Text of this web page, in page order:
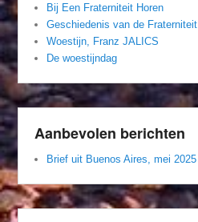
Bij Een Fraterniteit Horen
Geschiedenis van de Fraterniteit
Woestijn, Franz JALICS
De woestijndag
Aanbevolen berichten
Brief uit Buenos Aires, mei 2025